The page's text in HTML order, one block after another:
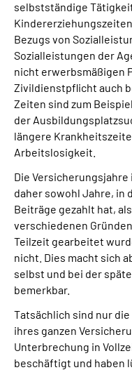
selbstständige
Bezugs von
Sozialleistungen der
nicht erwerbsmäßigen
Zivildienstpflicht auch
Zeiten sind zum
der
längere
Arbeitslosigkeit.
Die
daher sowohl Jahre, in
Beiträge gezahlt hat,
verschiedenen
Teilzeit gearbeitet
nicht. Dies macht sich
selbst und bei der
bemerkbar.
Tatsächlich sind nur
ihres ganzen
Unterbrechung in
beschäftigt und haben